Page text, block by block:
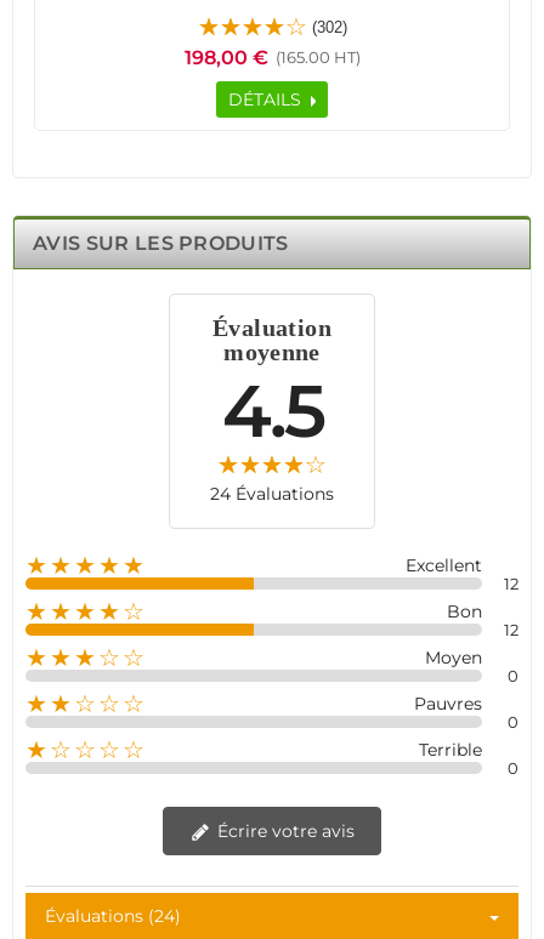
répondre à vos besoins.
Imaginez avoir une tranquillité d'esprit totale en sachant
que votre propriété est protégée contre les intrusions et
les cambriolages. Mais ce n'est pas tout ! L'alarme HA-
VGT est livrée avec une gamme d'accessoires pour une
4G intégré, elle assure une connexion optimale. Avec sa
connexion Ethernet, elle offre une utilisation facile de la
de sécurité où que vous soyez.
(302)
198,00 € (165.00 HT)
DÉTAILS
AVIS SUR LES PRODUITS
Évaluation
moyenne
4.5
24 Évaluations
★★★★★ Excellent
12
★★★★☆ Bon
12
★★★☆☆ Moyen
0
★★☆☆☆ Pauvres
0
★☆☆☆☆ Terrible
0
Écrire votre avis
Évaluations (24)